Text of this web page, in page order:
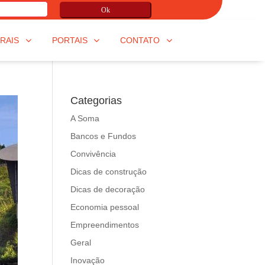
Ok
PORTAIS CONTATO
Categorias
A Soma
Bancos e Fundos
Convivência
Dicas de construção
Dicas de decoração
Economia pessoal
Empreendimentos
Geral
Inovação